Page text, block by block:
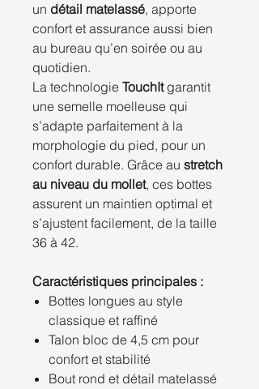
un détail matelassé, apporte
confort et assurance aussi bien
au bureau qu’en soirée ou au
quotidien.
La technologie TouchItgarantit
une semelle moelleuse qui
s’adapte parfaitement à la
morphologie du pied, pour un
confort durable. Grâce au stretch
au niveau du mollet, ces bottes
assurent un maintien optimal et
s’ajustent facilement, de la taille
36 à 42.
Caractéristiques principales :
Bottes longues au style
classique et raffiné
Talon bloc de 4,5 cm pour
confort et stabilité
Bout rond et détail matelassé